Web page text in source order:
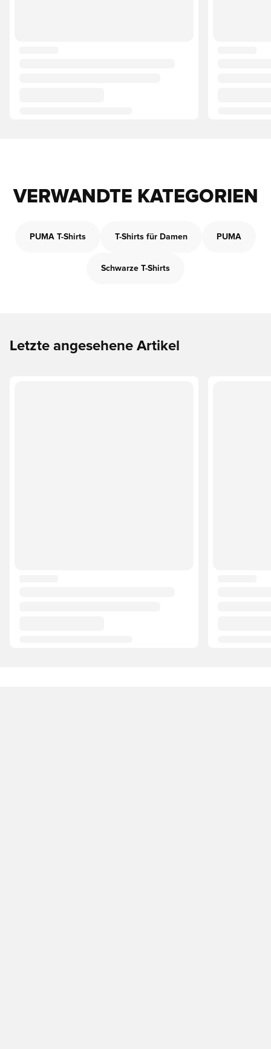
VERWANDTE KATEGORIEN
PUMA T-Shirts T-Shirts für Damen PUMA
Schwarze T-Shirts
Letzte angesehene Artikel